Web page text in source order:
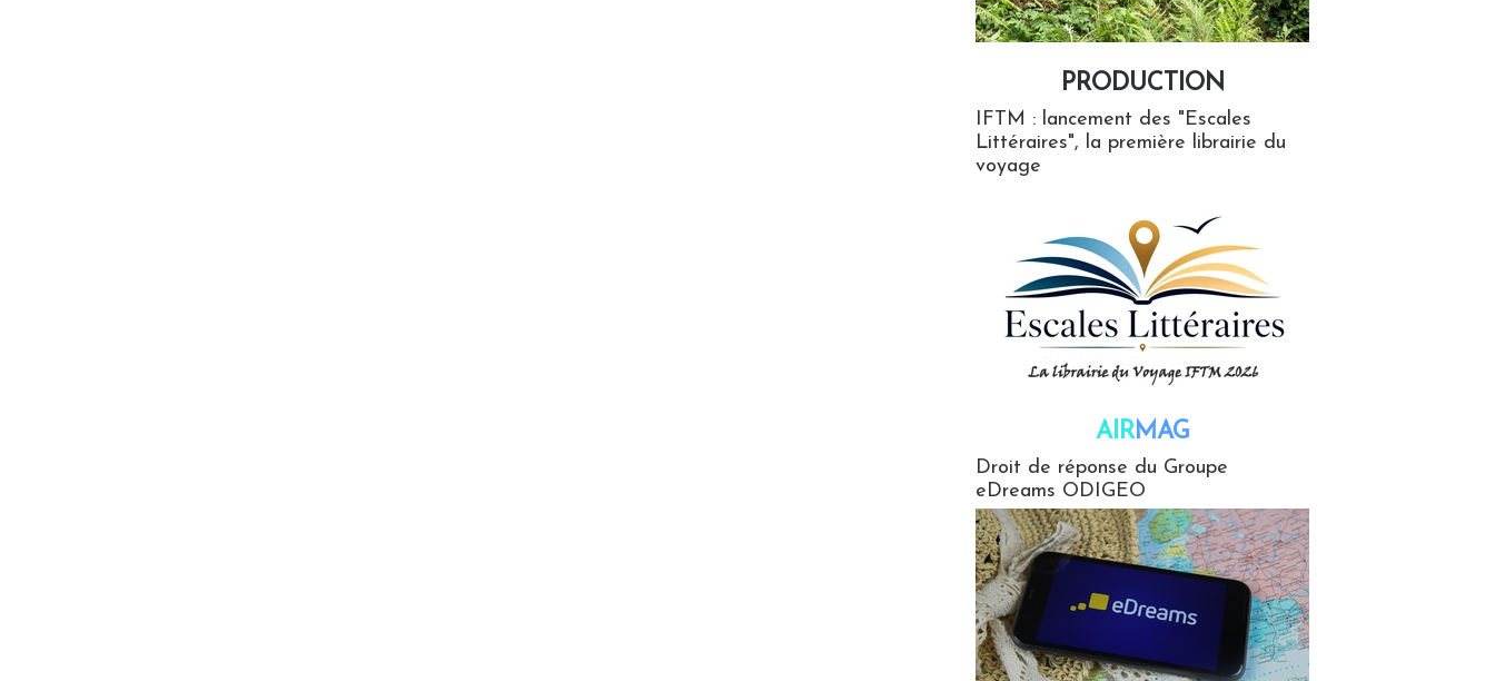
PRODUCTION
IFTM : lancement des "Escales
Littéraires", la première librairie du
voyage
AIRMAG
Droit de réponse du Groupe
eDreams ODIGEO